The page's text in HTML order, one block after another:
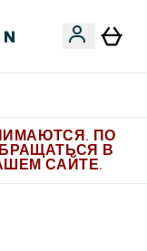
ПО
В
САЙТЕ.